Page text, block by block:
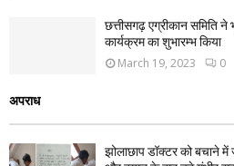
छत्तीसगढ़ एग्रीकान समिति
कार्यक्रम का शुभारम्भ किया
March 19, 2023 0
अपराध
झोलाछाप डॉक्टर को बचाने में